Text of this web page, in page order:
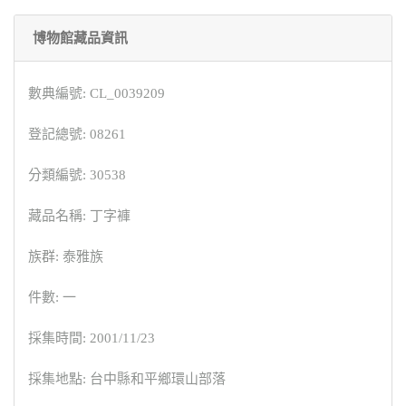
博物館藏品資訊
數典編號: CL_0039209
登記總號: 08261
分類編號: 30538
藏品名稱: 丁字褲
族群: 泰雅族
件數: 一
採集時間: 2001/11/23
採集地點: 台中縣和平鄉環山部落